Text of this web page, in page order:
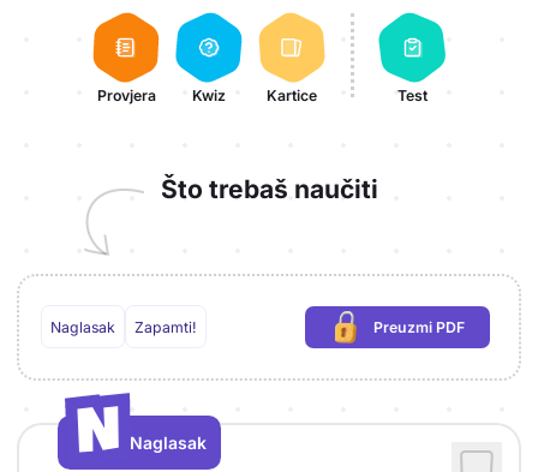
Aktivnosti lekcije
Provjera Kwiz Kartice Test
Što trebaš naučiti
Naglasak Zapamti! Preuzmi PDF
(potrebna prijava)
N
N Naglasak